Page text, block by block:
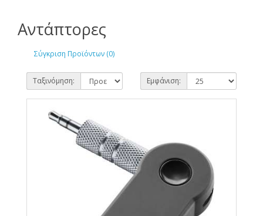
Αντάπτορες
Σύγκριση Προϊόντων (0)
Ταξινόμηση: Εμφάνιση: